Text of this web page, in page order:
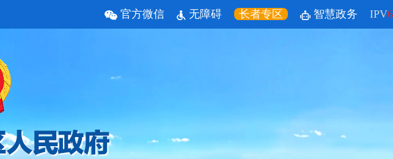
官方微信 无障碍 长者专区 智慧政务 IPV6